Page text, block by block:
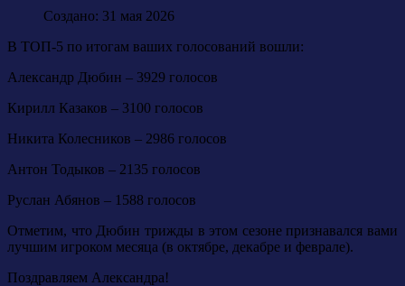
Создано: 31 мая 2026
В ТОП-5 по итогам ваших голосований вошли:
Александр Дюбин – 3929 голосов
Кирилл Казаков – 3100 голосов
Никита Колесников – 2986 голосов
Антон Тодыков – 2135 голосов
Руслан Абянов – 1588 голосов
Отметим, что Дюбин трижды в этом сезоне признавался вами
лучшим игроком месяца (в октябре, декабре и феврале).
Поздравляем Александра!